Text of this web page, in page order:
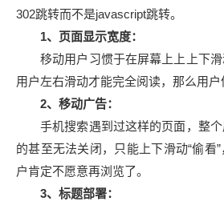
302跳转而不是javascript跳转。
1、页面显示宽度：
移动用户习惯于在屏幕上上上下
用户左右滑动才能完全阅读，那么用户
2、移动广告：
手机搜索遇到过这样的页面，整
的甚至无法关闭，只能上下滑动“偷看
户肯定不愿意再浏览了。
3、标题部署：